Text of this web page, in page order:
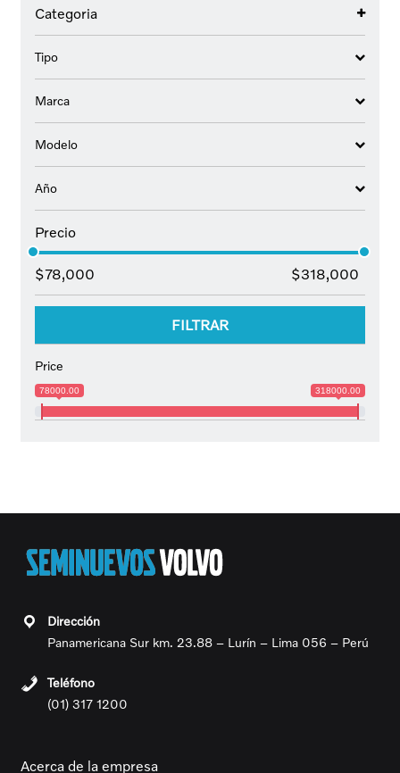
Categoria
Tipo
Marca
Modelo
Año
Precio
$78,000 $318,000
FILTRAR
Price
78000.00 318000.00
Panamericana Sur km. 23.88 – Lurín – Lima 056 – Perú
(01) 317 1200
Acerca de la empresa